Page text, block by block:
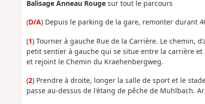
Balisage Anneau Rougesur tout le parcours
(D/A) Depuis le parking de la gare, remonter durant
(1) Tourner à gauche Rue de la Carrière. Le chemin,
petit sentier à gauche qui se situe entre la carrière
et rejoint le Chemin du Kraehenbergweg.
(2) Prendre à droite, longer la salle de sport et le
passe au-dessus de l'étang de pêche de Muhlbach.